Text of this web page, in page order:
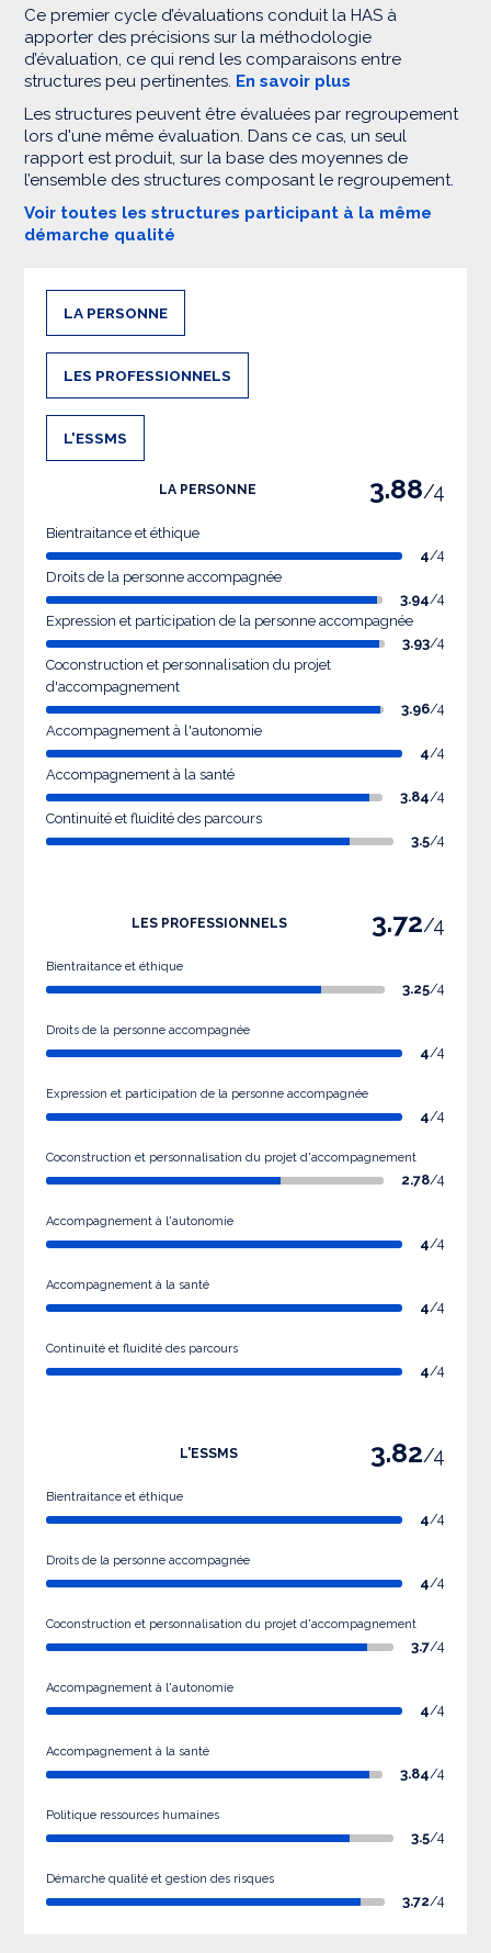
Ce premier cycle d’évaluations conduit la HAS à
apporter des précisions sur la méthodologie
d’évaluation, ce qui rend les comparaisons entre
structures peu pertinentes. En savoir plus
Les structures peuvent être évaluées par regroupement
lors d'une même évaluation. Dans ce cas, un seul
rapport est produit, sur la base des moyennes de
l’ensemble des structures composant le regroupement.
Voir toutes les structures participant à la même
démarche qualité
LA PERSONNE
LES PROFESSIONNELS
L'ESSMS
LA PERSONNE 3.88/4
Bientraitance et éthique
4/4
Droits de la personne accompagnée
3.94/4
Expression et participation de la personne accompagnée
3.93/4
Coconstruction et personnalisation du projet
d'accompagnement
3.96/4
Accompagnement à l'autonomie
4/4
Accompagnement à la santé
3.84/4
Continuité et fluidité des parcours
3.5/4
LES PROFESSIONNELS 3.72/4
Bientraitance et éthique
3.25/4
Droits de la personne accompagnée
4/4
Expression et participation de la personne accompagnée
4/4
Coconstruction et personnalisation du projet d'accompagnement
2.78/4
Accompagnement à l'autonomie
4/4
Accompagnement à la santé
4/4
Continuité et fluidité des parcours
4/4
L'ESSMS 3.82/4
Bientraitance et éthique
4/4
Droits de la personne accompagnée
4/4
Coconstruction et personnalisation du projet d'accompagnement
3.7/4
Accompagnement à l'autonomie
4/4
Accompagnement à la santé
3.84/4
Politique ressources humaines
3.5/4
Démarche qualité et gestion des risques
3.72/4